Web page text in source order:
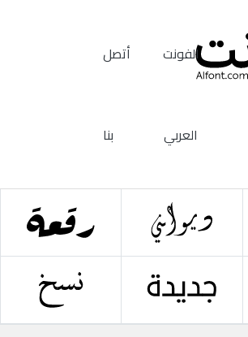
الفونت
العربي
أتصل
بنا